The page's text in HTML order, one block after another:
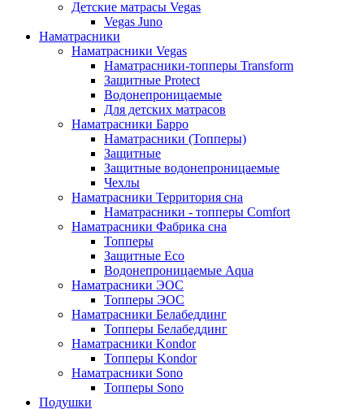
Детские матрасы Vegas
Vegas Juno
Наматрасники
Наматрасники Vegas
Наматрасники-топперы Transform
Защитные Protect
Водонепроницаемые
Для детских матрасов
Наматрасники Барро
Наматрасники (Топперы)
Защитные
Защитные водонепроницаемые
Чехлы
Наматрасники Территория сна
Наматрасники - топперы Comfort
Наматрасники Фабрика сна
Топперы
Защитные Eco
Водонепроницаемые Aqua
Наматрасники ЭОС
Топперы ЭОС
Наматрасники Белабеддинг
Топперы Белабеддинг
Наматрасники Kondor
Топперы Kondor
Наматрасники Sono
Топперы Sono
Подушки